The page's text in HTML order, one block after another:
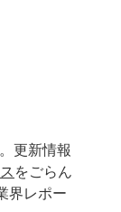
更新情報
をごらん
界レポー